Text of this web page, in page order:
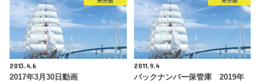
2013.4.6
2017年3月30日動画
2011.9.4
バックナンバー保管庫 2019年